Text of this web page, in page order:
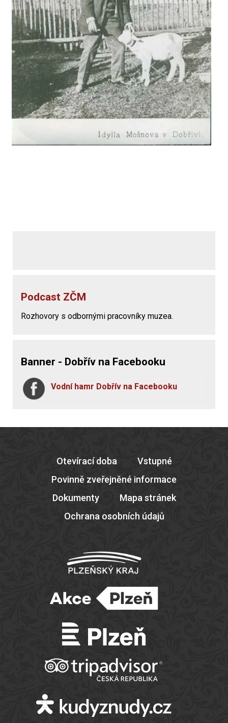
Podcast ZČM
Rozhovory s odbornými pracovníky muzea.
Banner - Dobřív na Facebooku
Vodní hamr Dobřív na Facebooku
Otevírací doba
Vstupné
Povinně zveřejněné informace
Dokumenty
Mapa stránek
Ochrana osobních údajů